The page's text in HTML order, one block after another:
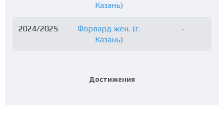
Казань)
2024/2025
Форвард жен. (г.
Казань)
-
Достижения